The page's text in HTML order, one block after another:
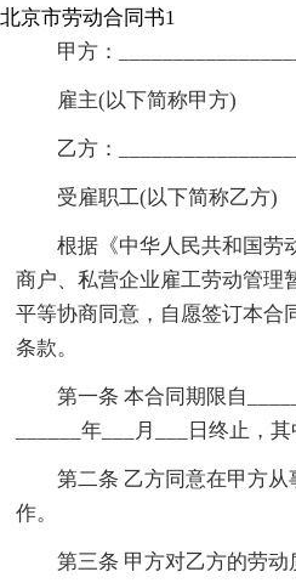
北京市劳动合同书1
甲方：
雇主(以下简称甲方)
乙方：
受雇职工(以下简称乙方)
根据《中华人民共和国劳
商户、私营企业雇工劳动管理
平等协商同意，自愿签订本合
条款。
第一条 本合同期限自
______年___月___日终止，
第二条 乙方同意在甲方从
作。
第三条 甲方对乙方的劳